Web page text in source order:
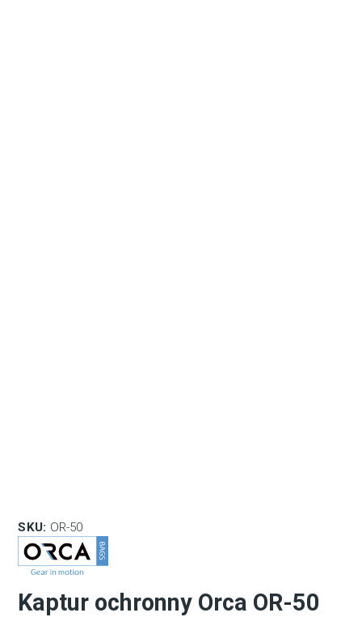
SKU: OR-50
Kaptur ochronny Orca OR-50